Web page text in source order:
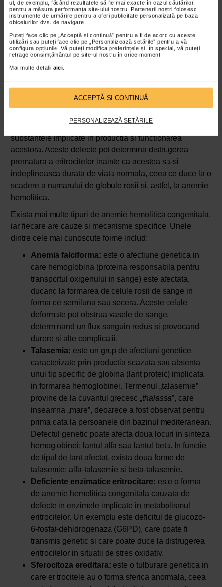
ul, de exemplu, făcând rezultatele să fie mai exacte în cazul căutărilor,
pentru a măsura performanța site-ului nostru. Partenerii noștri folosesc
instrumente de urmărire pentru a oferi publicitate personalizată pe baza
obiceiurilor dvs. de navigare.
Puteți face clic pe „Acceptă si continuă” pentru a fi de acord cu aceste
utilizări sau puteți face clic pe „Personalizează setările” pentru a vă
configura opțiunile. Vă puteți modifica preferințele și, în special, vă puteți
retrage consimțământul pe site-ul nostru în orice moment.
Mai multe detalii aici.
ACCEPTĂ SI CONTINUĂ
PERSONALIZEAZĂ SETĂRILE
sange se descompun sau mor mai repede decat de
obicei. Celulele rosii din sange traiesc in mod normal
aproximativ 120 de zile. Cand se descompun sau mor
mai devreme de atat, maduva osoasa nu are timp sa
Anemie hemolitica congenitala
Anemia hemolitica congenitale este o afectiune
ereditare, care afecteaza globulele rosii (eritrocitele) sau
substantele implicate in productia si functionarea
acestora. Aceste defecte pot determina distrugerea
prematura a eritrocitelor inainte ca acestea sa-si
indeplineasca durata de viata normala, ceea ce duce la o
scadere a numarului de globule rosii si, astfel, la anemie
hemolitica.
Exista mai multe tipuri de anemie hemolitica congenitala,
iar fiecare are cauze si mecanisme specifice. Unele
dintre cele mai cunoscute forme includ:
Anemia falciforma: este o afectiune genetica in
care hemoglobina (proteina responsabila pentru
transportul oxigenului in sange) este afectata,
ducand la formarea de celule rosii de sange in
forma de semiluna sau secera. Aceste celule
deformate pot obstrua vasele de sange,
determinand un flux sanguin redus si provocand
durere si alte complicatii.
Talasemia: este un grup de afectiuni genetice
caracterizate prin productia scazuta sau absenta
unui tip specific de globina (lant proteic) implicata
in formarea hemoglobinei. Termenul „talasemie”
provine de la cuvantul grecesc „thalassa”, care
inseamna „mare”, deoarece a fost observat pentru
prima data la persoanele din bazinul mediteranean.
Defectul genetic poate afecta doua locuri in sinteza
hemoglobinei: lantul alfa sau lantul beta. In functie
de tipul de lant afectat, exista doua forme de
talasemie: alfa-talasemie si beta-talasemie.
Deficiente enzimatice eritrocitare: este o forma
de anemie hemolitica congenitala cauzata de
defecte in enzimele implicate in metabolismul
eritrocitelor. Un exemplu este deficitul de glucozo-
6-fosfat-dehidrogenaza (G6PD), care poate fi
transmis genetic si care poate duce la distrugerea
eritrocitelor in situatii de stres oxidativ.
Sferocitoza ereditara: este o tulburare genetica in
care eritrocitele au o forma sferica anormala, ceea